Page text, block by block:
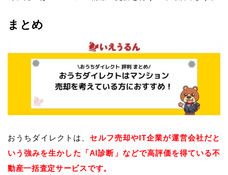
まとめ
おうちダイレクトは、 セルフ売却やIT企業が運営会社だと
いう強みを生かした「AI診断」などで高評価を得ている不
動産一括査定サービスです。